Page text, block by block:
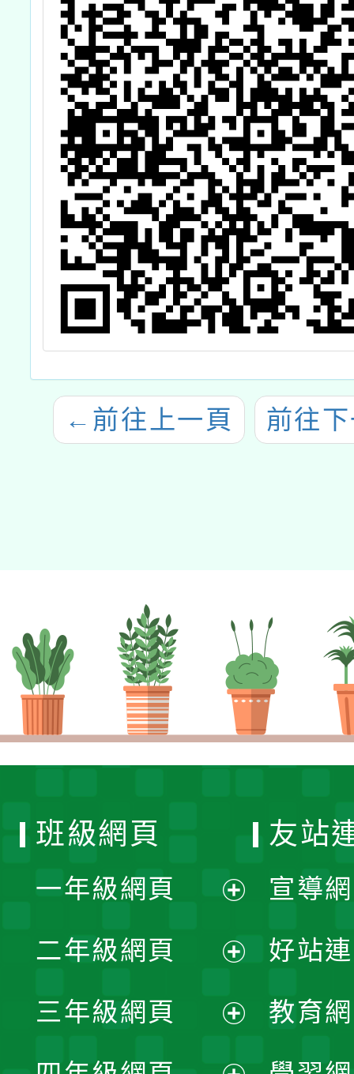
網。 已查收，文
陳閱後存查。
← 前往上一頁 前往
班級網頁
一年級網頁
開
選
單
二年級網頁
開
三年級網頁
友站
宣導
好站
教育